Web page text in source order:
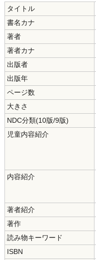
タイトル
書名カナ
著者
著者カナ
出版者
出版年
ページ数
大きさ
NDC分類(10版/9版)
児童内容紹介
内容紹介
著者紹介
著作
読み物キーワード
ISBN